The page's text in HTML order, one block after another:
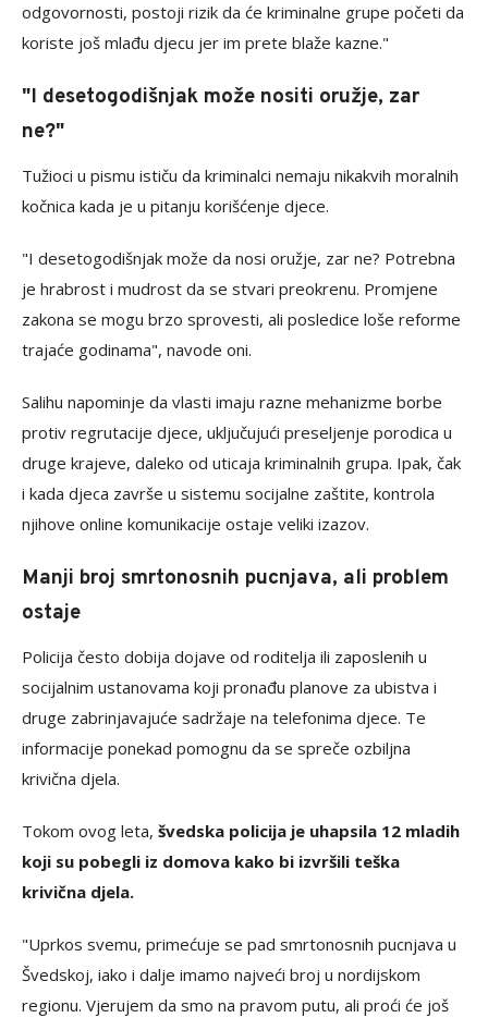
odgovornosti, postoji rizik da će kriminalne grupe početi da
koriste još mlađu djecu jer im prete blaže kazne."
"I desetogodišnjak može nositi oružje, zar
ne?"
Tužioci u pismu ističu da kriminalci nemaju nikakvih moralnih
kočnica kada je u pitanju korišćenje djece.
"I desetogodišnjak može da nosi oružje, zar ne? Potrebna
je hrabrost i mudrost da se stvari preokrenu. Promjene
zakona se mogu brzo sprovesti, ali posledice loše reforme
trajaće godinama", navode oni.
Salihu napominje da vlasti imaju razne mehanizme borbe
protiv regrutacije djece, uključujući preseljenje porodica u
druge krajeve, daleko od uticaja kriminalnih grupa. Ipak, čak
i kada djeca završe u sistemu socijalne zaštite, kontrola
njihove online komunikacije ostaje veliki izazov.
Manji broj smrtonosnih pucnjava, ali problem
ostaje
Policija često dobija dojave od roditelja ili zaposlenih u
socijalnim ustanovama koji pronađu planove za ubistva i
druge zabrinjavajuće sadržaje na telefonima djece. Te
informacije ponekad pomognu da se spreče ozbiljna
krivična djela.
Tokom ovog leta, švedska policija je uhapsila 12 mladih
koji su pobegli iz domova kako bi izvršili teška
krivična djela.
"Uprkos svemu, primećuje se pad smrtonosnih pucnjava u
Švedskoj, iako i dalje imamo najveći broj u nordijskom
regionu. Vjerujem da smo na pravom putu, ali proći će još